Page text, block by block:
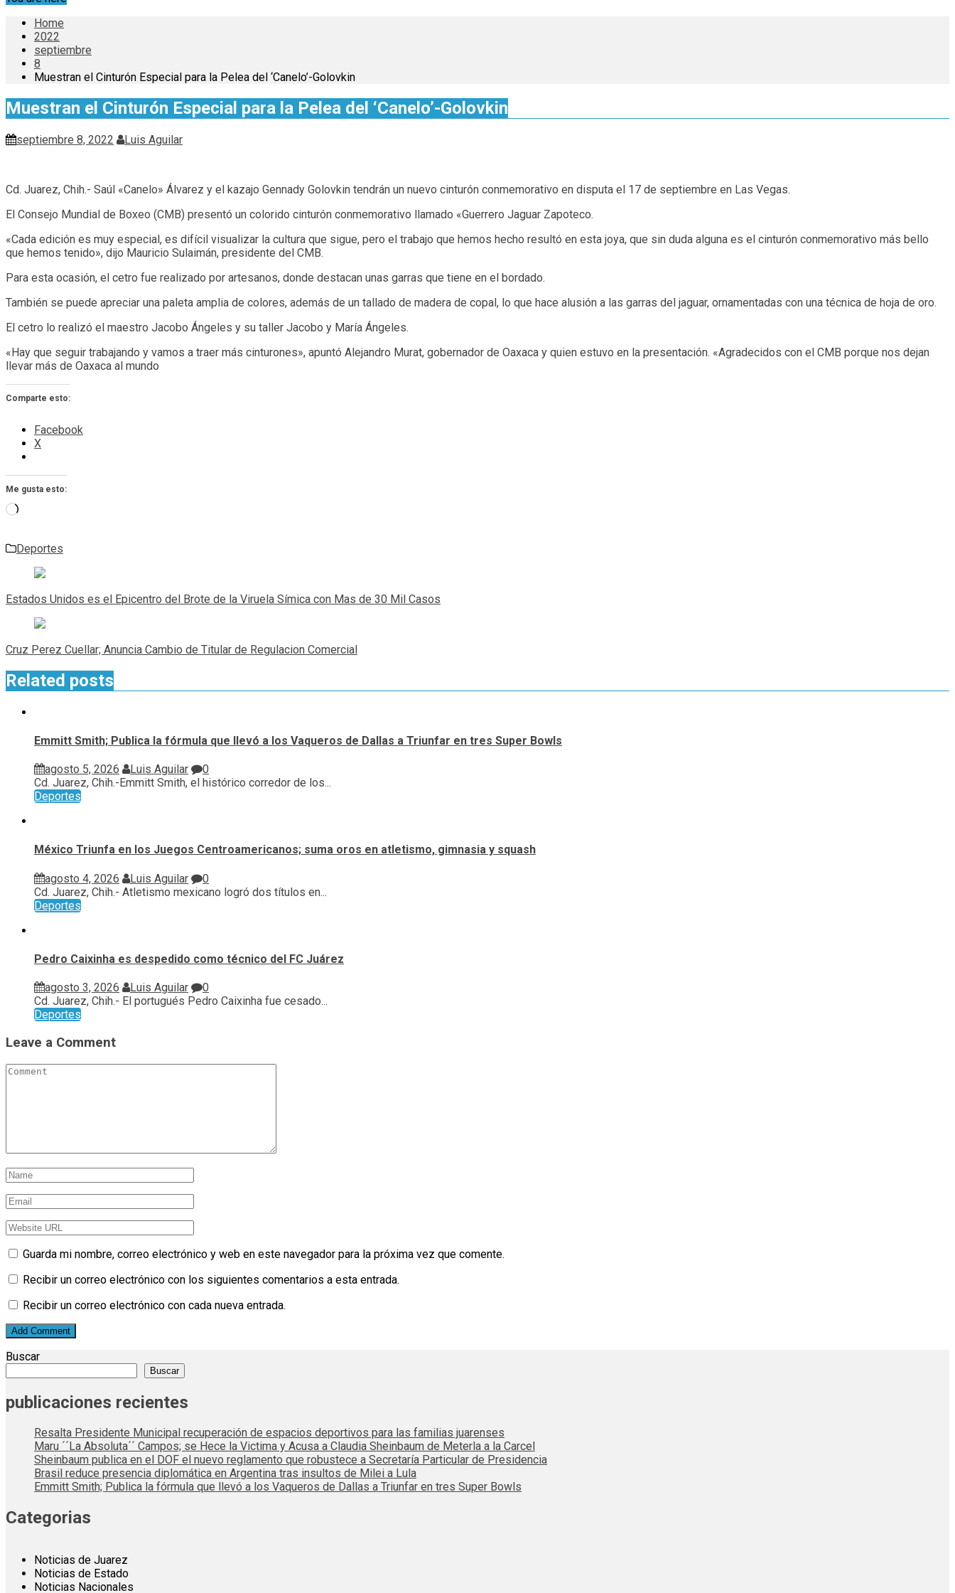
Home
2022
septiembre
8
Muestran el Cinturón Especial para la Pelea del ‘Canelo’-Golovkin
Muestran el Cinturón Especial para la Pelea del ‘Canelo’-Golovkin
septiembre 8, 2022 Luis Aguilar
Cd. Juarez, Chih.- Saúl «Canelo» Álvarez y el kazajo Gennady Golovkin tendrán un nuevo cinturón conmemorativo en disputa el 17 de septiembre en Las Vegas.
El Consejo Mundial de Boxeo (CMB) presentó un colorido cinturón conmemorativo llamado «Guerrero Jaguar Zapoteco.
«Cada edición es muy especial, es difícil visualizar la cultura que sigue, pero el trabajo que hemos hecho resultó en esta joya, que sin duda alguna es el cinturón conmemorativo más bello
que hemos tenido», dijo Mauricio Sulaimán, presidente del CMB.
Para esta ocasión, el cetro fue realizado por artesanos, donde destacan unas garras que tiene en el bordado.
También se puede apreciar una paleta amplia de colores, además de un tallado de madera de copal, lo que hace alusión a las garras del jaguar, ornamentadas con una técnica de hoja de oro.
El cetro lo realizó el maestro Jacobo Ángeles y su taller Jacobo y María Ángeles.
«Hay que seguir trabajando y vamos a traer más cinturones», apuntó Alejandro Murat, gobernador de Oaxaca y quien estuvo en la presentación. «Agradecidos con el CMB porque nos dejan
llevar más de Oaxaca al mundo
Comparte esto:
Facebook
X
Me gusta esto:
Cargando...
Deportes
Navegación
de
entradas
Estados Unidos es el Epicentro del Brote de la Viruela Símica con Mas de 30 Mil Casos
Cruz Perez Cuellar; Anuncia Cambio de Titular de Regulacion Comercial
Related posts
Emmitt Smith; Publica la fórmula que llevó a los Vaqueros de Dallas a Triunfar en tres Super Bowls
agosto 5, 2026 Luis Aguilar
0
Cd. Juarez, Chih.-Emmitt Smith, el histórico corredor de los...
Deportes
México Triunfa en los Juegos Centroamericanos; suma oros en atletismo, gimnasia y squash
agosto 4, 2026 Luis Aguilar
0
Cd. Juarez, Chih.- Atletismo mexicano logró dos títulos en...
Deportes
Pedro Caixinha es despedido como técnico del FC Juárez
agosto 3, 2026 Luis Aguilar
0
Cd. Juarez, Chih.- El portugués Pedro Caixinha fue cesado...
Deportes
Leave a Comment
Guarda mi nombre, correo electrónico y web en este navegador para la próxima vez que comente.
Recibir un correo electrónico con los siguientes comentarios a esta entrada.
Recibir un correo electrónico con cada nueva entrada.
Buscar
Buscar
publicaciones recientes
Resalta Presidente Municipal recuperación de espacios deportivos para las familias juarenses
Maru ´´La Absoluta´´ Campos; se Hece la Victima y Acusa a Claudia Sheinbaum de Meterla a la Carcel
Sheinbaum publica en el DOF el nuevo reglamento que robustece a Secretaría Particular de Presidencia
Brasil reduce presencia diplomática en Argentina tras insultos de Milei a Lula
Emmitt Smith; Publica la fórmula que llevó a los Vaqueros de Dallas a Triunfar en tres Super Bowls
Categorias
Noticias de Juarez
Noticias de Estado
Noticias Nacionales